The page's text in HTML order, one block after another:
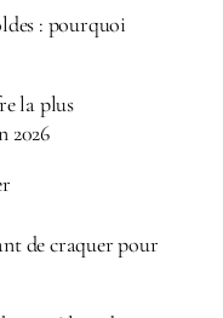
: pourquoi
la plus
2026
de craquer pour